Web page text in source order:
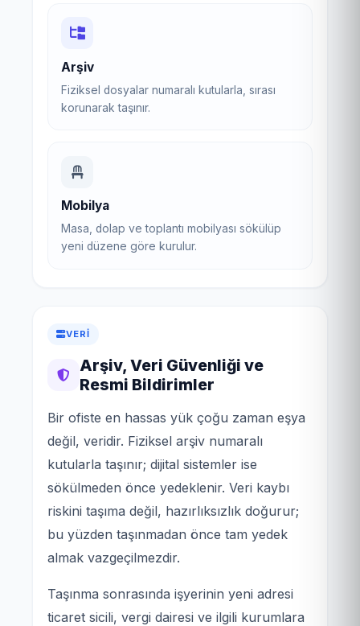
Arşiv
Fiziksel dosyalar numaralı kutularla, sırası
korunarak taşınır.
Mobilya
Masa, dolap ve toplantı mobilyası sökülüp
yeni düzene göre kurulur.
VERI
Arşiv, Veri Güvenliği ve
Resmi Bildirimler
Bir ofiste en hassas yük çoğu zaman eşya
değil, veridir. Fiziksel arşiv numaralı
kutularla taşınır; dijital sistemler ise
sökülmeden önce yedeklenir. Veri kaybı
riskini taşıma değil, hazırlıksızlık doğurur;
bu yüzden taşınmadan önce tam yedek
almak vazgeçilmezdir.
Taşınma sonrasında işyerinin yeni adresi
ticaret sicili, vergi dairesi ve ilgili kurumlara